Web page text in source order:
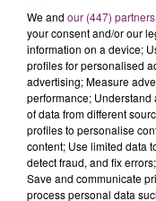
We and our (447) partners
your consent and/or our
information on a device;
profiles for personalised
advertising; Measure
performance;
of data from different
profiles to personalise
content; Use limited data
detect fraud, and fix
Save and communicate
process personal data